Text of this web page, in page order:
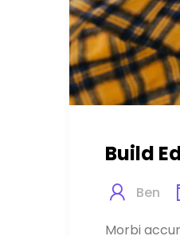
Build
Ben
Morbi